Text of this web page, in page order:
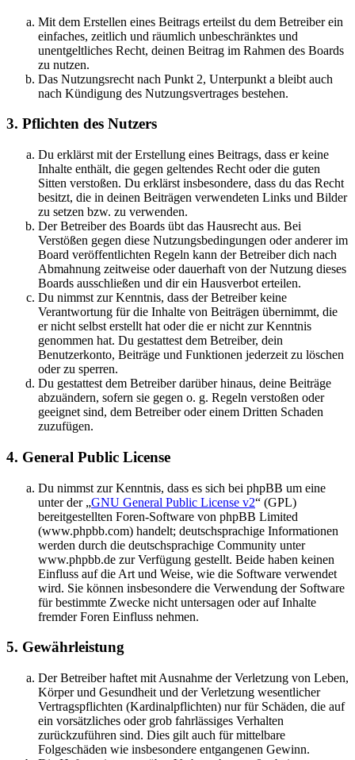
Mit dem Erstellen eines Beitrags erteilst du dem Betreiber ein
einfaches, zeitlich und räumlich unbeschränktes und
unentgeltliches Recht, deinen Beitrag im Rahmen des Boards
zu nutzen.
Das Nutzungsrecht nach Punkt 2, Unterpunkt a bleibt auch
nach Kündigung des Nutzungsvertrages bestehen.
3. Pflichten des Nutzers
Du erklärst mit der Erstellung eines Beitrags, dass er keine
Inhalte enthält, die gegen geltendes Recht oder die guten
Sitten verstoßen. Du erklärst insbesondere, dass du das Recht
besitzt, die in deinen Beiträgen verwendeten Links und Bilder
zu setzen bzw. zu verwenden.
Der Betreiber des Boards übt das Hausrecht aus. Bei
Verstößen gegen diese Nutzungsbedingungen oder anderer im
Board veröffentlichten Regeln kann der Betreiber dich nach
Abmahnung zeitweise oder dauerhaft von der Nutzung dieses
Boards ausschließen und dir ein Hausverbot erteilen.
Du nimmst zur Kenntnis, dass der Betreiber keine
Verantwortung für die Inhalte von Beiträgen übernimmt, die
er nicht selbst erstellt hat oder die er nicht zur Kenntnis
genommen hat. Du gestattest dem Betreiber, dein
Benutzerkonto, Beiträge und Funktionen jederzeit zu löschen
oder zu sperren.
Du gestattest dem Betreiber darüber hinaus, deine Beiträge
abzuändern, sofern sie gegen o. g. Regeln verstoßen oder
geeignet sind, dem Betreiber oder einem Dritten Schaden
zuzufügen.
4. General Public License
Du nimmst zur Kenntnis, dass es sich bei phpBB um eine
unter der „GNU General Public License v2“ (GPL)
bereitgestellten Foren-Software von phpBB Limited
(www.phpbb.com) handelt; deutschsprachige Informationen
werden durch die deutschsprachige Community unter
www.phpbb.de zur Verfügung gestellt. Beide haben keinen
Einfluss auf die Art und Weise, wie die Software verwendet
wird. Sie können insbesondere die Verwendung der Software
für bestimmte Zwecke nicht untersagen oder auf Inhalte
fremder Foren Einfluss nehmen.
5. Gewährleistung
Der Betreiber haftet mit Ausnahme der Verletzung von Leben,
Körper und Gesundheit und der Verletzung wesentlicher
Vertragspflichten (Kardinalpflichten) nur für Schäden, die auf
ein vorsätzliches oder grob fahrlässiges Verhalten
zurückzuführen sind. Dies gilt auch für mittelbare
Folgeschäden wie insbesondere entgangenen Gewinn.